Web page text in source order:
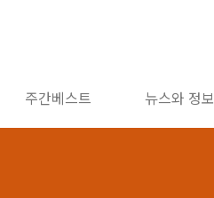
주간베스트 뉴스와 정보